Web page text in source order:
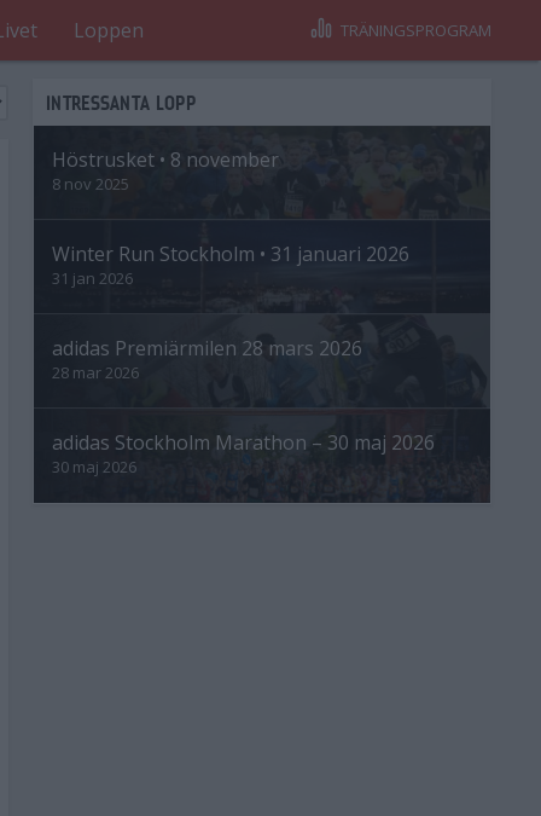
Loppen TRÄNINGSPROGRAM
INTRESSANTA LOPP
Höstrusket • 8 november
8 nov 2025
Winter Run Stockholm • 31 januari 2026
31 jan 2026
adidas Premiärmilen 28 mars 2026
28 mar 2026
adidas Stockholm Marathon – 30 maj 2026
30 maj 2026